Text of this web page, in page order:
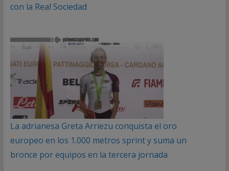
con la Real Sociedad
La adrianesa Greta Arriezu conquista el oro
europeo en los 1.000 metros sprint y suma un
bronce por equipos en la tercera jornada